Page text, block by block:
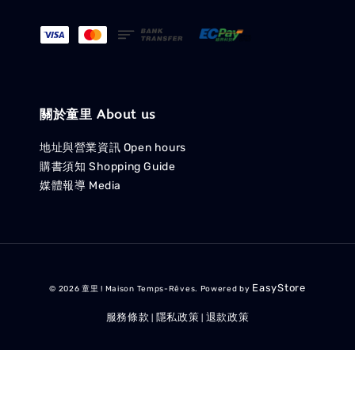
關於童里 About us
地址與營業資訊 Open hours
購書須知 Shopping Guide
媒體報導 Media
© 2026 童里 ! Maison Temps-Rêves. Powered by EasyStore
服務條款 隱私政策 退款政策